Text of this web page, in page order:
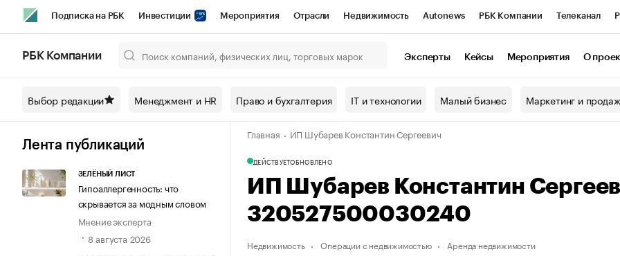
Подписка на РБК Инвестиции Мероприятия Отрасли Недвижимость Autonews РБК Компании Телеканал
Спецпроекты СПб Конференции СПб Спецпроекты Проверка контрагентов
Технологии и медиа Рынок наличной валюты
РБК Компании Эксперты Кейсы Мероприятия О
Выбор редакции Менеджмент и HR Право и бухгалтерия IT и технологии Малый бизнес Маркетинг и
Лента публикаций
ЗЕЛЁНЫЙ ЛИСТ
Гипоаллергенность: что
скрывается за модным словом
Мнение эксперта
8 августа 2026
Главная ИП Шубарев Константин Сергеевич
ДЕЙСТВУЕТОБНОВЛЕНО
ИП Шубарев Константин
320527500030240
Недвижимость Операции с недвижимостью Аренда недвижимости